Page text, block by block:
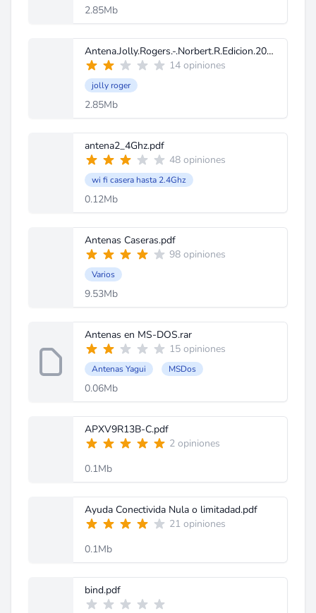
2.85Mb
Antena.Jolly.Rogers.-.Norbert.R.Edicion.2008.pdf
14 opiniones
jolly roger
2.85Mb
antena2_4Ghz.pdf
48 opiniones
wi fi casera hasta 2.4Ghz
0.12Mb
Antenas Caseras.pdf
98 opiniones
Varios
9.53Mb
Antenas en MS-DOS.rar
15 opiniones
Antenas Yagui MSDos
0.06Mb
APXV9R13B-C.pdf
2 opiniones
0.1Mb
Ayuda Conectivida Nula o limitadad.pdf
21 opiniones
0.1Mb
bind.pdf